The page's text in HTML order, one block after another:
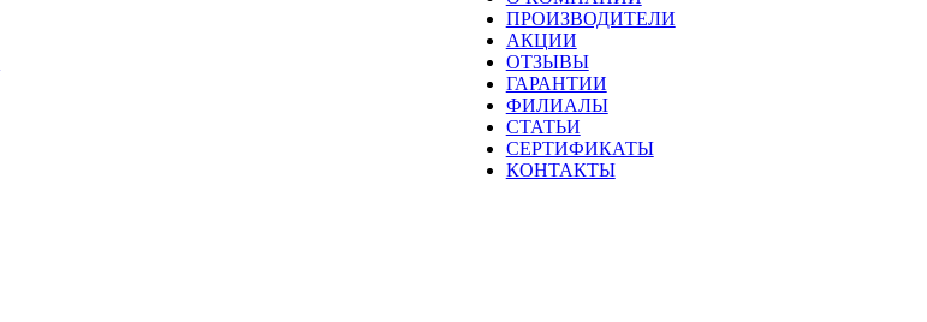
ПРОИЗВОДИТЕЛИ
АКЦИИ
ОТЗЫВЫ
ГАРАНТИИ
ФИЛИАЛЫ
СТАТЬИ
СЕРТИФИКАТЫ
КОНТАКТЫ